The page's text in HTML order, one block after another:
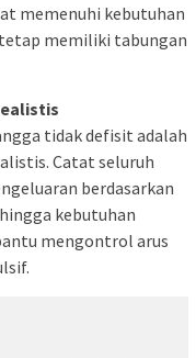
memenuhi kebutuhan
memiliki tabungan
tidak defisit adalah
Catat seluruh
berdasarkan
kebutuhan
mengontrol arus